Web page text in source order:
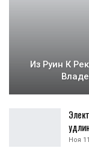
Из Руин К
Ноя